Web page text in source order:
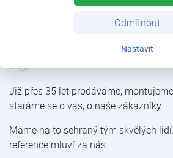
Odmítnout
Nastavit
Již přes 35 let prodáváme,
staráme se o vás, o naše zákazníky.
Máme na to sehraný tým skvělých
reference mluví za nás.